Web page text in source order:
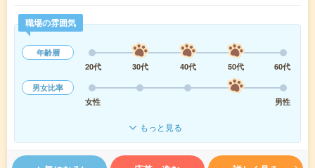
職場の雰囲気
年齢層
20代
30代 40代 50代
60代
男女比率
女性
男性
もっと見る